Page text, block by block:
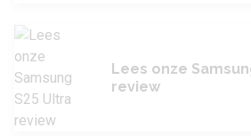
Lees onze
review